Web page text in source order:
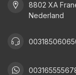
8802 XA
Nederland